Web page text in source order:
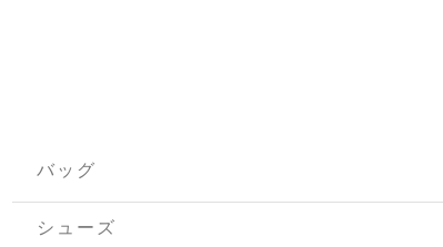
バッグ
シューズ